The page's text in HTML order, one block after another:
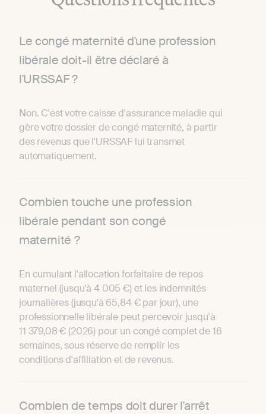
Le congé maternité d'une profession
libérale doit-il être déclaré à
l'URSSAF ?
Non. C'est votre caisse d'assurance maladie qui
gère votre dossier de congé maternité, à partir
des revenus que l'URSSAF lui transmet
automatiquement.
Combien touche une profession
libérale pendant son congé
maternité ?
En cumulant l'allocation forfaitaire de repos
maternel (jusqu'à 4 005 €) et les indemnités
journalières (jusqu'à 65,84 € par jour), une
professionnelle libérale peut percevoir jusqu'à
11 379,08 € (2026) pour un congé complet de 16
semaines, sous réserve de remplir les
conditions d'affiliation et de revenus.
Combien de temps doit durer l'arrêt